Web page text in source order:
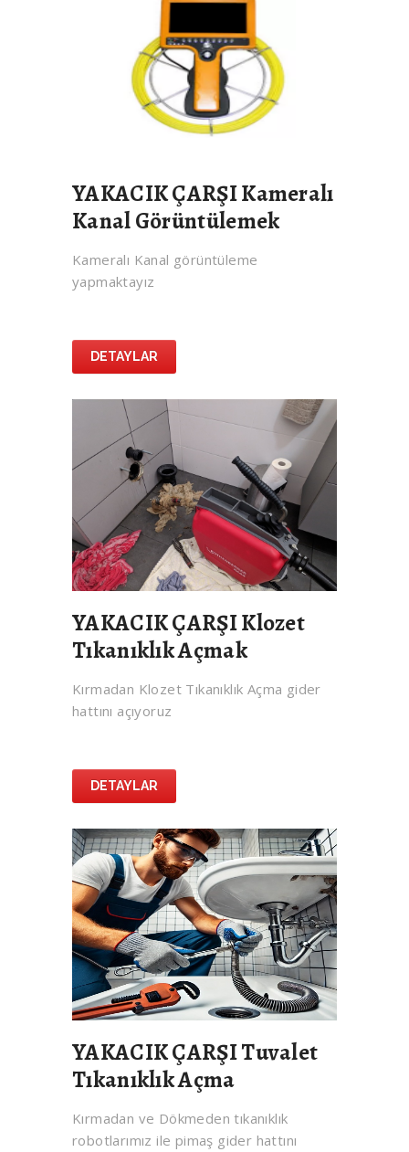
YAKACIK ÇARŞI Kameralı
Kanal Görüntülemek
Kameralı Kanal görüntüleme
yapmaktayız
DETAYLAR
YAKACIK ÇARŞI Klozet
Tıkanıklık Açmak
Kırmadan Klozet Tıkanıklık Açma gider
hattını açıyoruz
DETAYLAR
YAKACIK ÇARŞI Tuvalet
Tıkanıklık Açma
Kırmadan ve Dökmeden tıkanıklık
robotlarımız ile pimaş gider hattını